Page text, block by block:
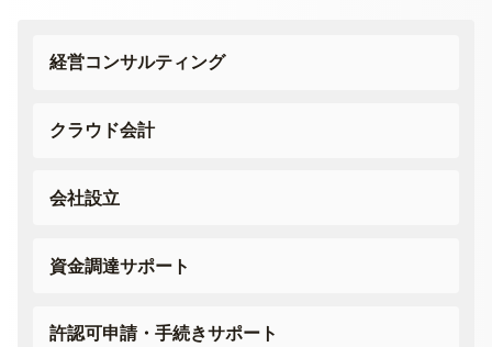
経営コンサルティング
クラウド会計
会社設立
資金調達サポート
許認可申請・手続きサポート